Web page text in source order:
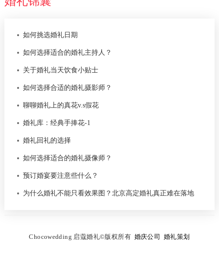
如何挑选婚礼日期
如何选择适合的婚礼主持人？
关于婚礼当天饮食小贴士
如何选择合适的婚礼摄影师？
聊聊婚礼上的真花v.s假花
婚礼库：经典手捧花-1
婚礼回礼的选择
如何选择适合的婚礼摄像师？
预订婚宴要注意些什么？
为什么婚礼不能只看效果图？北京高定婚礼真正难在落地
Chocowedding 启蔻婚礼©版权所有 婚庆公司 婚礼策划